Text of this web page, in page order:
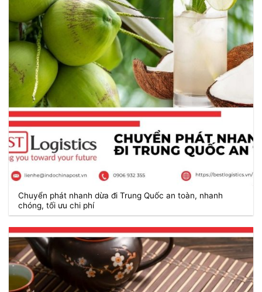
Chuyển phát nhanh dừa đi Trung Quốc an toàn, nhanh
chóng, tối ưu chi phí